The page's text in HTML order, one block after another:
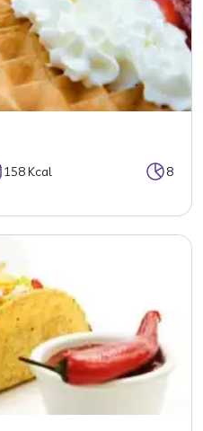
158 Kcal 8